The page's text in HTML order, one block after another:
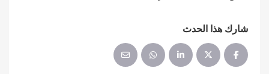
شارك هذا الحدث